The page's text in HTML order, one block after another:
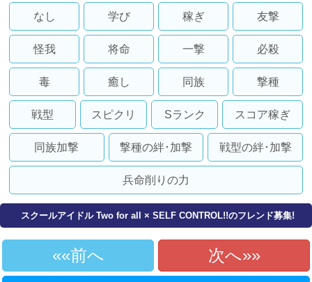
なし 学び 稼ぎ 友撃
怪我 将命 一撃 必殺
毒 癒し 同族 撃種
戦型 スピクリ Sランク スコア稼ぎ
同族加撃 撃種の絆･加撃 戦型の絆･加撃
兵命削りの力
スクールアイドル Two for all × SELF CONTROL!!のフレンド募集!
«前へ 次へ»